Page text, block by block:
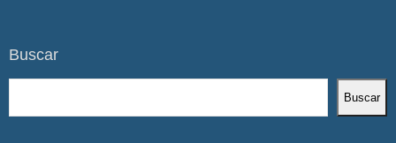
Buscar
Buscar